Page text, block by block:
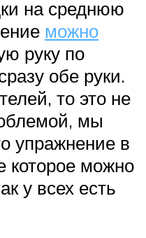
на среднюю
можно
руку по
обе руки.
то это не
мы
упражнение в
которое можно
у всех есть